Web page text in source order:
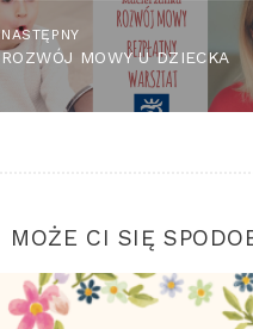
NASTĘPNY
post:
ROZWÓJ MOWY U DZIECKA
MOŻE CI SIĘ